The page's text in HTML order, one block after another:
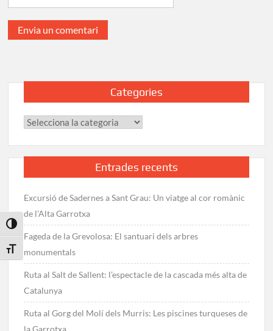
Toggle High Contrast
Toggle Font size
Categories
Categories
Entrades recents
Excursió de Sadernes a Sant Grau: Un viatge al cor romànic
de l’Alta Garrotxa
Fageda de la Grevolosa: El santuari dels arbres
monumentals
Ruta al Salt de Sallent: l’espectacle de la cascada més alta de
Catalunya
Ruta al Gorg del Molí dels Murris: Les piscines turqueses de
la Garrotxa